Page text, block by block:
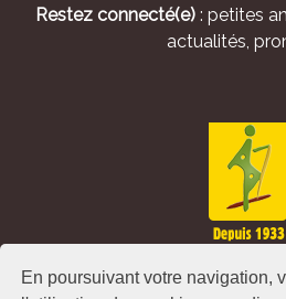
En poursuivant votre navigation,
Restez connecté(e): petites
actualités,